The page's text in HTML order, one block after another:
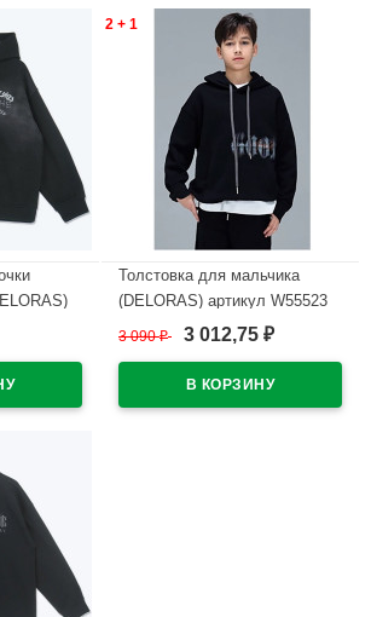
2 + 1
Толстовка для мальчика
(DELORAS) артикул W55523
размер 34/134-44/164 цвет
3 090₽ 3 012,75 ₽